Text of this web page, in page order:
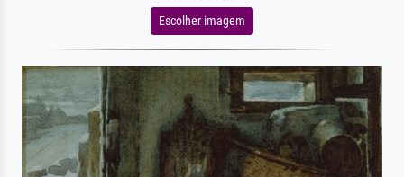
Escolher imagem